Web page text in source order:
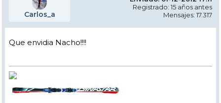
Carlos_a
Registrado: 15 años antes
Mensajes: 17.317
Que envidia Nacho!!!!